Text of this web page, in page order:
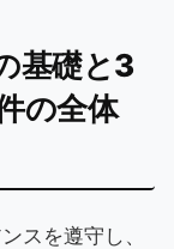
基礎と3
の全体
スを遵守し、